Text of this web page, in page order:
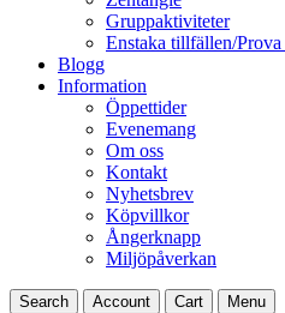
Gruppaktiviteter
Enstaka tillfällen/Prova
Blogg
Information
Öppettider
Evenemang
Om oss
Kontakt
Nyhetsbrev
Köpvillkor
Ångerknapp
Miljöpåverkan
Search Account Cart Menu